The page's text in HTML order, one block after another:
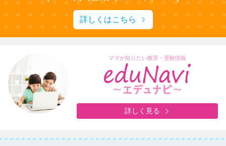
詳しくはこちら
ママが知りたい教育・受験情報
詳しく見る